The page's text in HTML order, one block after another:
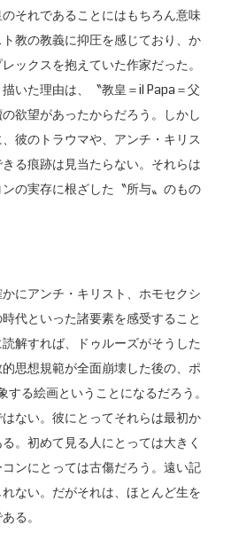
それであることにはもちろん意味
教の教義に抑圧を感じており、か
ックスを抱えていた作家だった。
いた理由は、〝教皇＝il Papa＝父
欲望があったからだろう。しかし
彼のトラウマや、アンチ・キリス
る痕跡は見当たらない。それらは
の実存に根ざした〝所与〟のもの
にアンチ・キリスト、ホモセクシ
代といった諸要素を感受すること
解すれば、ドゥルーズがそうした
思想規範が全面崩壊した後の、ポ
る絵画ということになるだろう。
ない。彼にとってそれらは最初か
。初めて見る人にとっては大きく
ンにとっては古傷だろう。遠い記
ない。だがそれは、ほとんど生を
る。